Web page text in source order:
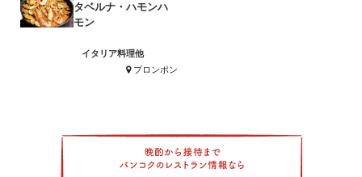
タベルナ・ハモンハ
モン
イタリア料理他
プロンポン